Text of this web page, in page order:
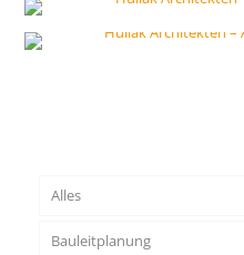
Alles
Bauleitplanung